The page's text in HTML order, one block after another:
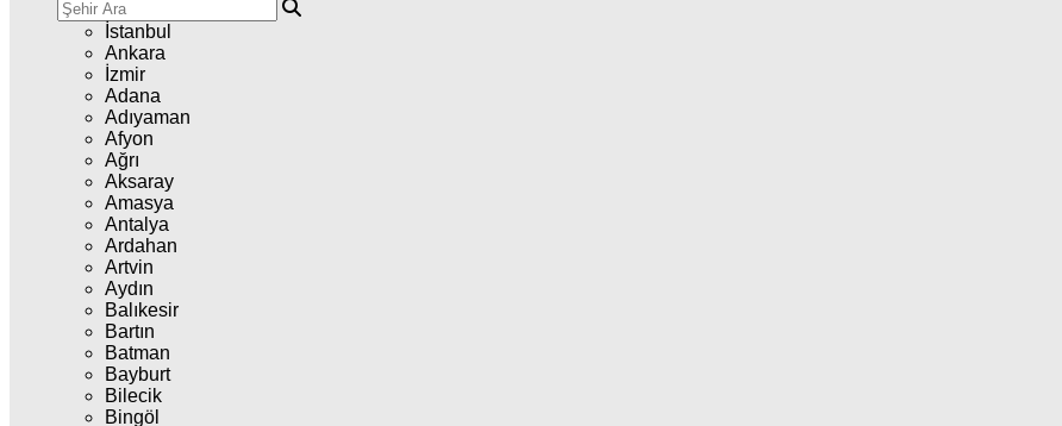
İstanbul
Ankara
İzmir
Adana
Adıyaman
Afyon
Ağrı
Aksaray
Amasya
Antalya
Ardahan
Artvin
Aydın
Balıkesir
Bartın
Batman
Bayburt
Bilecik
Bingöl